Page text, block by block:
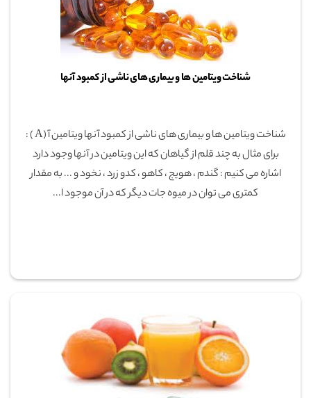
شناخت ویتامین ها و بیماری های ناشی از کمبود آنها
شناخت ویتامین ها و بیماری های ناشی از کمبود آنها ویتامین آ (A ) :
برای مثال به چند قلم از گیاهان که این ویتامین در آنها وجود دارد
اشاره می کنیم : گندم ، هویج ، کاهو ، کدو زرد ، نخود و ... به مقدار
کمتری می توان در میوه جات دیگر که در آن موجود ا...